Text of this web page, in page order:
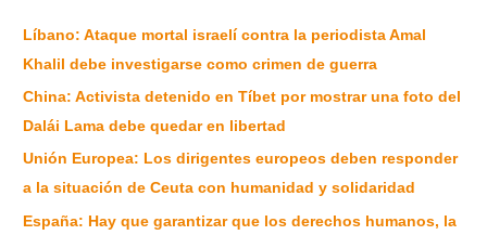
Líbano: Ataque mortal israelí contra la periodista Amal
Khalil debe investigarse como crimen de guerra
China: Activista detenido en Tíbet por mostrar una foto del
Dalái Lama debe quedar en libertad
Unión Europea: Los dirigentes europeos deben responder
a la situación de Ceuta con humanidad y solidaridad
España: Hay que garantizar que los derechos humanos, la